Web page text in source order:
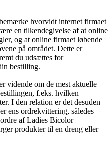
hvorvidt internet firmaet
en tilkendegivelse af at online
og at online firmaet løbende
på området. Dette er
du udsættes for
bestilling.
vidende om de mest aktuelle
f.eks. hvilken
I den relation er det desuden
ens ordrekvittering, således
af Ladies Bicolor
produkter til en dreng eller